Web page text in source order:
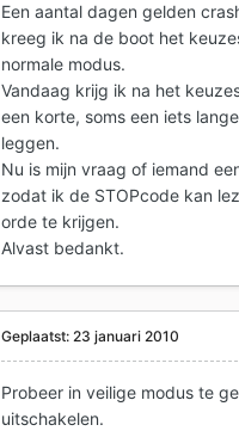
Een aantal dagen gelden
kreeg ik na de boot het
normale modus.
Vandaag krijg ik na het
een korte, soms een iets
leggen.
Nu is mijn vraag of iemand
zodat ik de STOPcode kan
orde te krijgen.
Alvast bedankt.
Geplaatst:23 januari 2010
Probeer in veilige modus te
uitschakelen.